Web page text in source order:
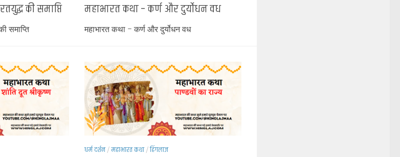
की समाप्ति
समाप्ति
महाभारत कथा – कर्ण और दुर्योधन वध
महाभारत कथा – कर्ण और दुर्योधन वध
धर्म दर्शन/महाभारत कथा/हिंगलाज